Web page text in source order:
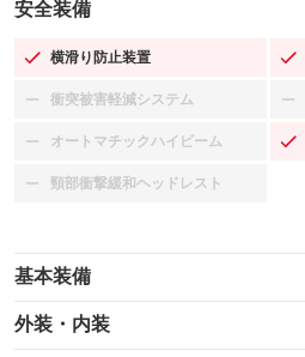
安全装備
横滑り防止装置
：装備あり
衝突被害軽減システム
：装備なし
オートマチックハイビーム
：装備なし
頸部衝撃緩和ヘッドレスト
：装備なし
基本装備
エアバッグ：運転席/助手席
：装備あり
外装・内装